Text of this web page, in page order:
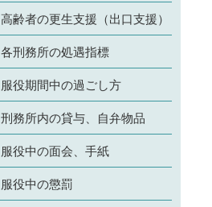
高齢者の更生支援（出口支援）
各刑務所の処遇指標
服役期間中の過ごし方
刑務所内の貸与、自弁物品
服役中の面会、手紙
服役中の懲罰